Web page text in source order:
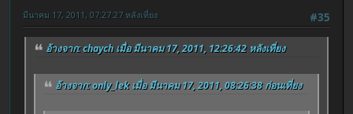
#35
มีนาคม 17, 2011, 07:27:27 หลังเที่ยง
อ้างจาก: chaych เมื่อ มีนาคม 17, 2011, 12:26:42 หลังเที่ยง
อ้างจาก: only_lek เมื่อ มีนาคม 17, 2011, 08:26:38 ก่อนเที่ยง